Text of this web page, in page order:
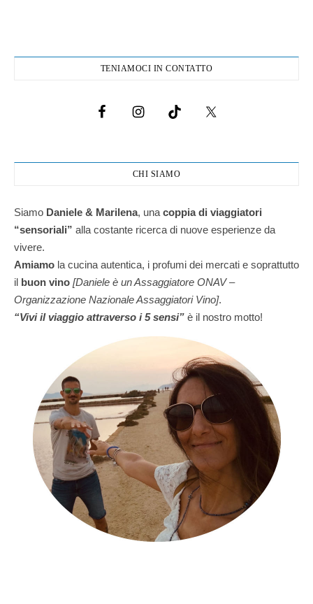
TENIAMOCI IN CONTATTO
CHI SIAMO
Siamo Daniele & Marilena, una coppia di viaggiatori
“sensoriali” alla costante ricerca di nuove esperienze da
vivere.
Amiamo la cucina autentica, i profumi dei mercati e soprattutto
il buon vino [Daniele è un Assaggiatore ONAV –
Organizzazione Nazionale Assaggiatori Vino].
“Vivi il viaggio attraverso i 5 sensi” è il nostro motto!